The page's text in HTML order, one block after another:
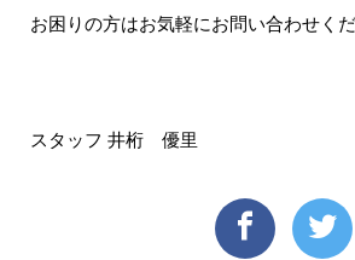
お困りの方はお気軽にお問い合わせくだ
スタッフ 井桁 優里